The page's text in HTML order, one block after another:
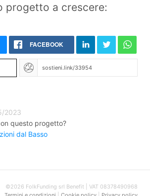
progetto a crescere:
FACEBOOK
2023
questo progetto?
dal Basso
©2026 FolkFunding srl Benefit | VAT 08378490968